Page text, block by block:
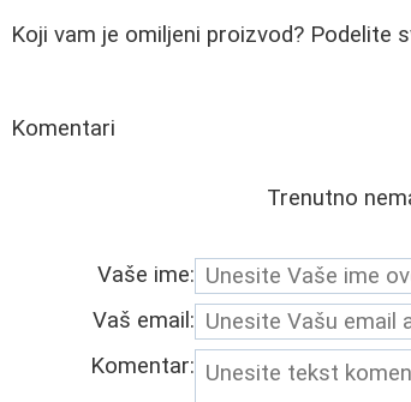
Koji vam je omiljeni proizvod? Podelite
Komentari
Trenutno
Vaše ime:
Vaš email:
Komentar: